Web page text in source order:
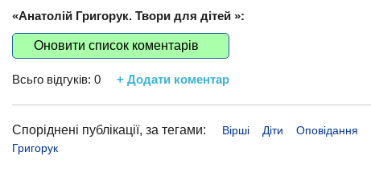
«Анатолій Григорук. Твори для дітей »:
Оновити список коментарів
Всьго відгуків: 0 + Додати коментар
Споріднені публікації, за тегами: Вірші Діти Оповідання
Григорук